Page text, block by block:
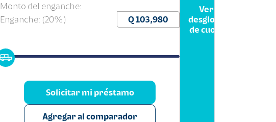
Monto del enganche:
Enganche: (20%)
Solicitar mi préstamo
Agregar al comparador
Ver
desglose
de cuota